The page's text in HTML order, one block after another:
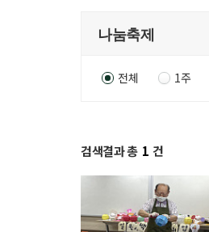
전체 1주
검색결과 총 1 건